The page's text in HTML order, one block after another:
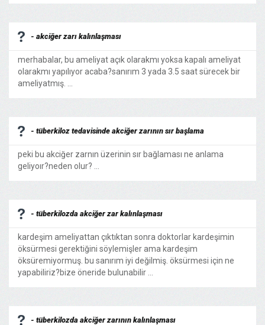
- akciğer zarı kalınlaşması
merhabalar, bu ameliyat açık olarakmı yoksa kapalı ameliyat
olarakmı yapılıyor acaba?sanırım 3 yada 3.5 saat sürecek bir
ameliyatmış. ...
- tüberkiloz tedavisinde akciğer zarının sır başlama
peki bu akciğer zarnın üzerinin sır bağlaması ne anlama
geliyoır?neden olur? ...
- tüberkilozda akciğer zar kalınlaşması
kardeşim ameliyattan çıktıktan sonra doktorlar kardeşimin
öksürmesi gerektiğini söylemişler ama kardeşim
öksüremiyormuş. bu sanırım iyi değilmiş. öksürmesi için ne
yapabiliriz?bize öneride bulunabilir ...
- tüberkilozda akciğer zarının kalınlaşması